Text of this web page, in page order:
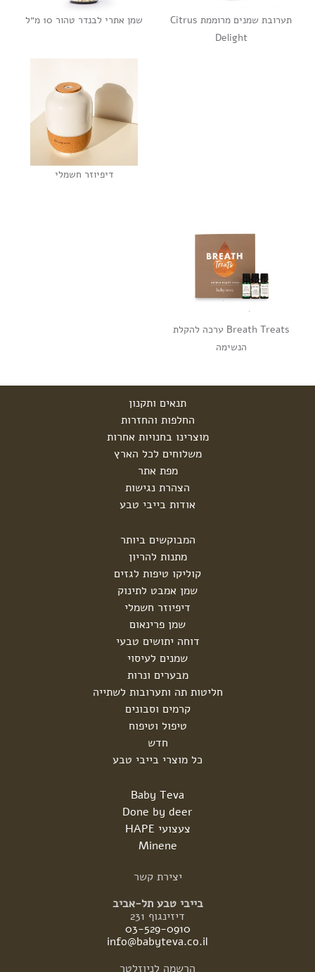
תערובת שמנים מרוממת Citrus
Delight
שמן אתרי לבנדר טהור 10 מ״ל
דיפיוזר חשמלי
Breath Treats ערכה להקלת
הנשימה
תנאים ותקנון
החלפות והחזרות
מוצרינו בחנויות אחרות
משלוחים לכל הארץ
מפת אתר
הצהרת נגישות
אודות בייבי טבע
המבוקשים ביותר
מתנות להריון
קוליקו טיפות לגזים
שמן אמבט לתינוק
דיפיוזר חשמלי
שמן פרינאום
דוחה יתושים טבעי
שמנים לעיסוי
מבערים ונרות
חליטות תה ותערובות לשתייה
קרמים וסבונים
טיפול וטיפוח
חדש
כל מוצרי בייבי טבע
Baby Teva
Done by deer
צעצועי HAPE
Minene
יצירת קשר
בייבי טבע תל-אביב
דיזינגוף 231
03-529-0910
info@babyteva.co.il
הרשמה לניוזלטר